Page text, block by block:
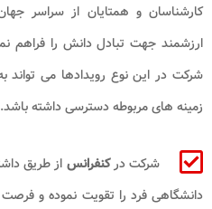
کارشناسان و همتایان از سراسر
ارزشمند جهت تبادل دانش را فراهم
شرکت در این نوع رویدادها می
زمینه های مربوطه دسترسی داشته باشد.
شرکت درکنفرانس از طریق
دانشگاهی فرد را تقویت نموده و